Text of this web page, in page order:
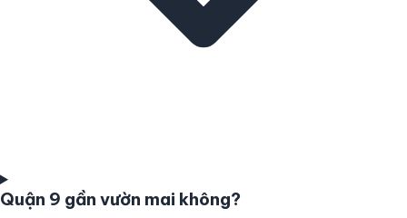
Quận 9 gần vườn mai không?